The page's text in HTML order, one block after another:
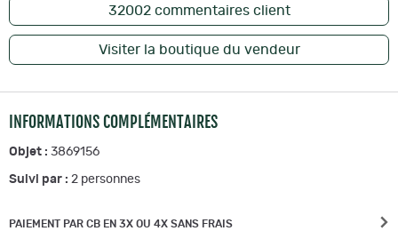
32002commentaires client
Visiter la boutique du vendeur
INFORMATIONS COMPLÉMENTAIRES
Objet : 3869156
Suivi par : 2 personnes
PAIEMENT PAR CB EN 3X OU 4X SANS FRAIS